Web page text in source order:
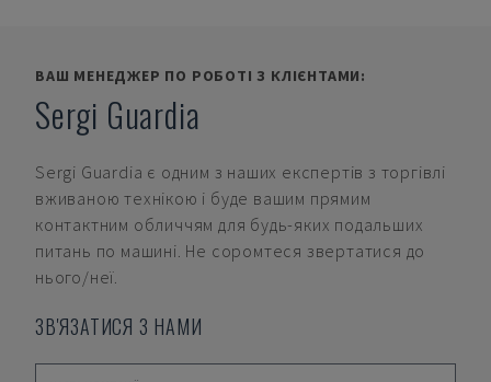
ВАШ МЕНЕДЖЕР ПО РОБОТІ З КЛІЄНТАМИ:
Sergi Guardia
Sergi Guardia є одним з наших експертів з торгівлі
вживаною технікою і буде вашим прямим
контактним обличчям для будь-яких подальших
питань по машині. Не соромтеся звертатися до
нього/неї.
ЗВ'ЯЗАТИСЯ З НАМИ